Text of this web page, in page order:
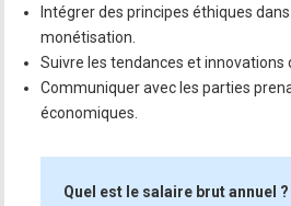
Intégrer des principes éthiques
monétisation.
Suivre les tendances et innovations
Communiquer avec les parties
économiques.
Quel est le salaire brut annuel ?